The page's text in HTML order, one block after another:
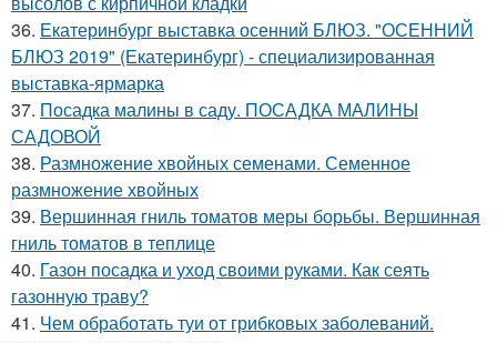
36. Екатеринбург выставка осенний БЛЮЗ. "ОСЕННИЙ
БЛЮЗ 2019" (Екатеринбург) - специализированная
выставка-ярмарка
37. Посадка малины в саду. ПОСАДКА МАЛИНЫ
САДОВОЙ
38. Размножение хвойных семенами. Семенное
размножение хвойных
39. Вершинная гниль томатов меры борьбы. Вершинная
гниль томатов в теплице
40. Газон посадка и уход своими руками. Как сеять
газонную траву?
41. Чем обработать туи от грибковых заболеваний.